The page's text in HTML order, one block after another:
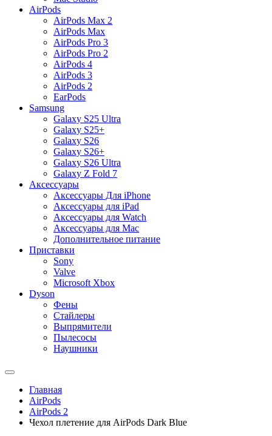
AirPods
AirPods Max 2
AirPods Max
AirPods Pro 3
AirPods Pro 2
AirPods 4
AirPods 3
AirPods 2
EarPods
Samsung
Galaxy S25 Ultra
Galaxy S25+
Galaxy S26
Galaxy S26+
Galaxy S26 Ultra
Galaxy Z Fold 7
Аксессуары
Аксессуары Для iPhone
Аксессуары для iPad
Аксессуары для Watch
Аксессуары для Mac
Дополнительное питание
Приставки
Sony
Valve
Microsoft Xbox
Dyson
Фены
Стайлеры
Выпрямители
Пылесосы
Наушники
Главная
AirPods
AirPods 2
Чехол плетение для AirPods Dark Blue